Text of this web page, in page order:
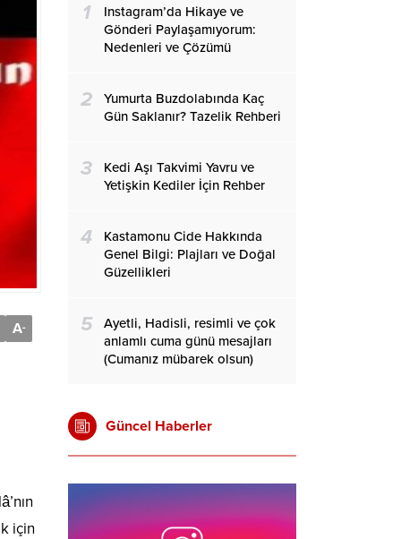
A-
için
1
Instagram’da Hikaye ve
Gönderi Paylaşamıyorum:
Nedenleri ve Çözümü
2
Yumurta Buzdolabında Kaç
Gün Saklanır? Tazelik Rehberi
3
Kedi Aşı Takvimi Yavru ve
Yetişkin Kediler İçin Rehber
4
Kastamonu Cide Hakkında
Genel Bilgi: Plajları ve Doğal
Güzellikleri
5
Ayetli, Hadisli, resimli ve çok
anlamlı cuma günü mesajları
(Cumanız mübarek olsun)
Güncel Haberler